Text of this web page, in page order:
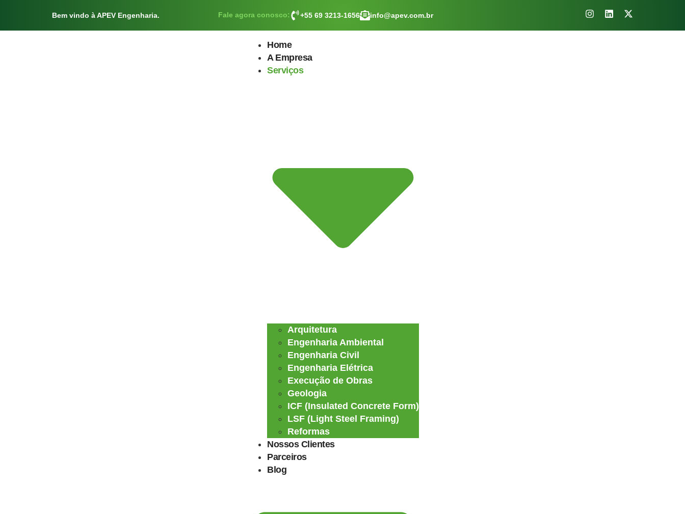
Bem vindo à APEV Engenharia. Fale agora conosco: +55 69 3213-1656 info@apev.com.br
Home
A Empresa
Serviços
Arquitetura
Engenharia Ambiental
Engenharia Civil
Engenharia Elétrica
Execução de Obras
Geologia
ICF (Insulated Concrete Form)
LSF (Light Steel Framing)
Reformas
Nossos Clientes
Parceiros
Blog